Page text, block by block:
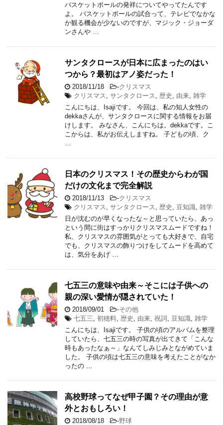
バスケットボールの発祥についてやってたんです
よ。 バスケットボールの試合って、テレビでなかな
か観る機会が少ないのですが、マジック・ジョーダ
ンさんや …
サンタクロースが日本に広まったのはい
つから？最初はアノ姿だった！
2018/11/18 -クリスマス
クリスマス
サンタクロース 歴史 由来 雑学
こんにちは、Isajiです。 今回は、私の知人女性の
dekkaさんが、サンタクロースに関する情報をお届
けします。 みなさん、こんにちは。dekkaです。こ
こからは、私がお伝えしますね。 子どもの頃、ク
日本のクリスマス！その歴史からわが国
だけの文化まで完全解説
2018/11/13 -クリスマス
クリスマス
サンタクロース 歴史 豆知識 雑学
日が沈むのが早くなったな～と思っていたら、あっ
という間に街はすっかりクリスマスムードですね！
私、クリスマスの雰囲気がとっても大好きで、自宅
でも、クリスマスの飾りつけをしてムードを高めて
は、気分をあげ …
七五三の意味や由来～そこには子供への
親の深い愛情が隠されていた！
2018/09/01 -その他
七五三 初穂料 歴史 由来 祝詞 豆知識 雑学
こんにちは、Isajiです。 子供の頃のアルバムを整理
していたら、七五三の時の写真が出てきて「こんな
時もあったなぁ～」なんてしみじみとながめていま
した。 子供の頃は七五三の意味を考えたことがなか
ったの …
高校野球ってなぜ甲子園？その理由が意
外とおもしろい！
2018/08/18 -野球